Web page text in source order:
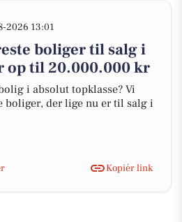
2026 13:01
boliger til salg i
op til 20.000.000 kr
i absolut topklasse? Vi
boliger, der lige nu er til salg i
Kopiér link